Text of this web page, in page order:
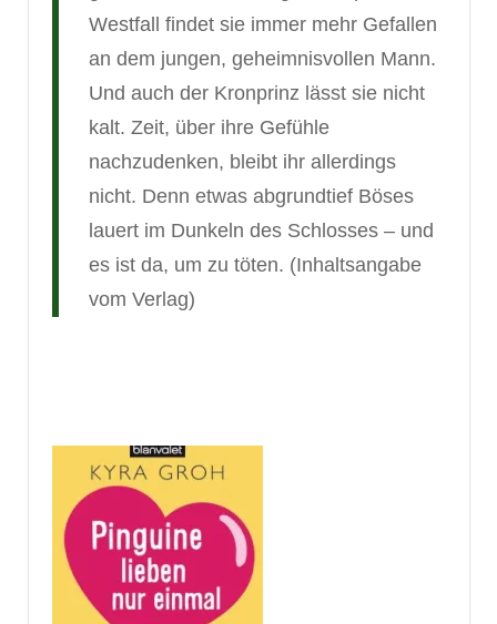
Westfall findet sie immer mehr Gefallen
an dem jungen, geheimnisvollen Mann.
Und auch der Kronprinz lässt sie nicht
kalt. Zeit, über ihre Gefühle
nachzudenken, bleibt ihr allerdings
nicht. Denn etwas abgrundtief Böses
lauert im Dunkeln des Schlosses – und
es ist da, um zu töten. (Inhaltsangabe
vom Verlag)